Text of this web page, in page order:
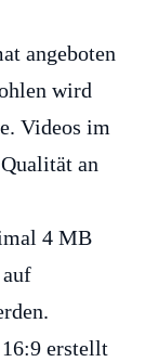
angeboten
wird
Videos im
an
4 MB
erstellt